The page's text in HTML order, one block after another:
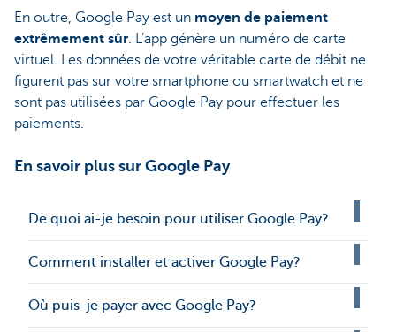
En outre, Google Pay est un moyen de paiement
extrêmement sûr. L’app génère un numéro de carte
virtuel. Les données de votre véritable carte de débit ne
figurent pas sur votre smartphone ou smartwatch et ne
sont pas utilisées par Google Pay pour effectuer les
paiements.
En savoir plus sur Google Pay
De quoi ai-je besoin pour utiliser Google Pay?
Comment installer et activer Google Pay?
Où puis-je payer avec Google Pay?